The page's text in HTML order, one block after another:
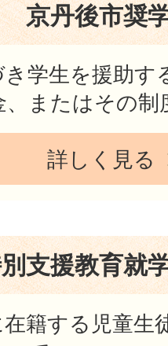
京丹後市奨
学生を援助す
またはその制
詳しく見る
支援教育就
籍する児童生